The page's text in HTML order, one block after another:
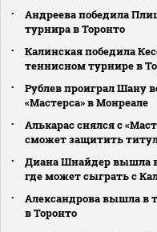
Андреева победила
турнира в Торонто
Калинская победила
теннисном турнире в
Рублев проиграл Шану
«Мастерса» в Монреале
Алькарас снялся с
сможет защитить
Диана Шнайдер вышла в
где может сыграть с
Александрова вышла в
в Торонто